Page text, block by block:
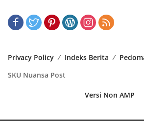
Privacy Policy Indeks Berita
SKU Nuansa Post
Versi Non AMP